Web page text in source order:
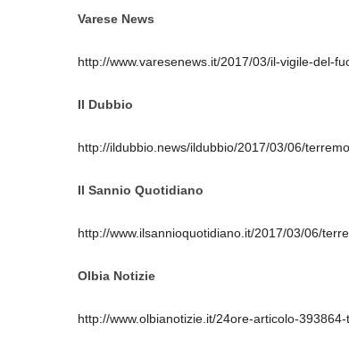
Varese News
http://www.varesenews.it/2017/03/il-vigile-del-
Il Dubbio
http://ildubbio.news/ildubbio/2017/03/06/
Il Sannio Quotidiano
http://www.ilsannioquotidiano.it/2017/03/06/
Olbia Notizie
http://www.olbianotizie.it/24ore-articolo-